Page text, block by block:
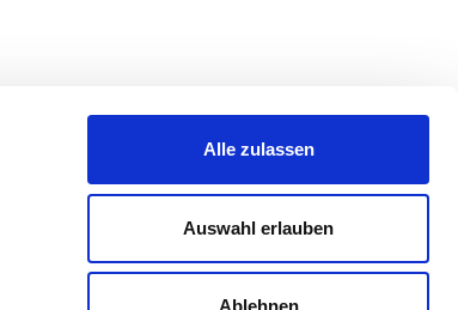
Alle zulassen
Auswahl erlauben
Ablehnen